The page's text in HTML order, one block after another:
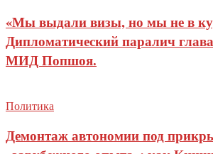
«Мы выдали визы, но мы не в
Дипломатический паралич
МИД Попшоя.
Политика
Демонтаж автономии под